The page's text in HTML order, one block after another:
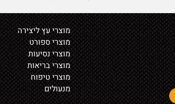
תשלום מאובטח
מוצרי עץ ליצירה
מוצרי ספורט
מוצרי נסיעות
מוצרי בריאות